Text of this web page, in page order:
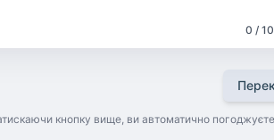
0 /
кнопку вище, ви автоматично